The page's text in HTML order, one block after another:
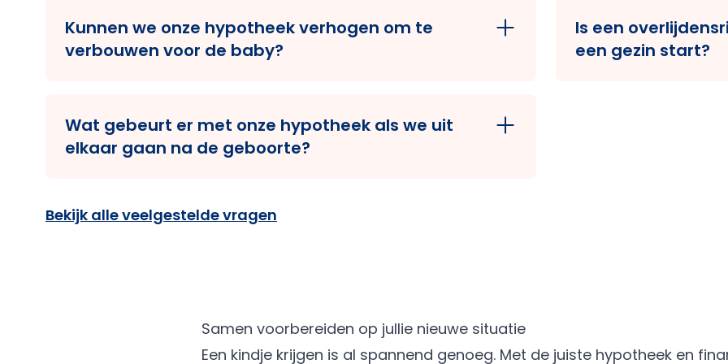
zwangerschapsverlofinkomen als volledig inkomen. Belangrijk
is wel dat je een arbeidsovereenkomst hebt en weer
terugkeert na je verlof.
Kunnen we onze hypotheek verhogen om te
verbouwen voor de baby?
extra lenen voor verbouwing. Denk aan kinderkamers, isolatie
of een veiligere woning.
Wat gebeurt er met onze hypotheek als we uit
elkaar gaan na de geboorte?
verdeling of overname van de woning. Wij helpen je met
scenario’s en opties voor herfinanciering.
lenen en of
Is een
een gezin start?
Bekijk alle veelgestelde vragen
Samen voorbereiden op jullie nieuwe situatie
Een kindje krijgen is al spannend genoeg. Met de juiste hypotheek en